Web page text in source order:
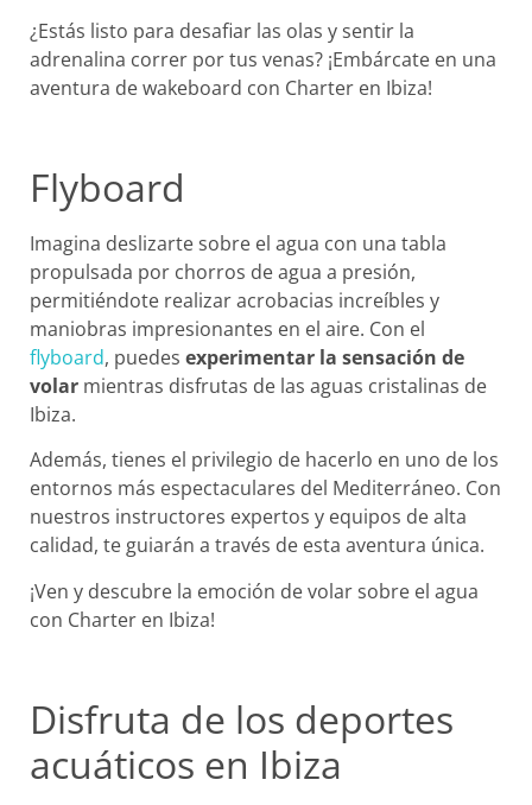
¿Estás listo para desafiar las olas y sentir la
adrenalina correr por tus venas? ¡Embárcate en una
aventura de wakeboard con Charter en Ibiza!
Flyboard
Imagina deslizarte sobre el agua con una tabla
propulsada por chorros de agua a presión,
permitiéndote realizar acrobacias increíbles y
maniobras impresionantes en el aire. Con el
flyboard, puedes experimentar la sensación de
volar mientras disfrutas de las aguas cristalinas de
Ibiza.
Además, tienes el privilegio de hacerlo en uno de los
entornos más espectaculares del Mediterráneo. Con
nuestros instructores expertos y equipos de alta
calidad, te guiarán a través de esta aventura única.
¡Ven y descubre la emoción de volar sobre el agua
con Charter en Ibiza!
Disfruta de los deportes
acuáticos en Ibiza